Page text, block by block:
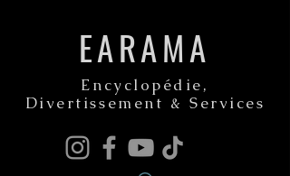
EARAMA
Encyclopédie,
Divertissement & Services